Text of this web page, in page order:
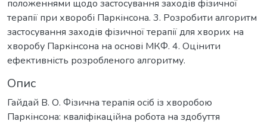
положеннями щодо застосування заходів фізичної
терапії при хворобі Паркінсона. 3. Розробити алгоритм
застосування заходів фізичної терапії для хворих на
хворобу Паркінсона на основі МКФ. 4. Оцінити
ефективність розробленого алгоритму.
Опис
Гайдай В. О. Фізична терапія осіб із хворобою
Паркінсона: кваліфікаційна робота на здобуття